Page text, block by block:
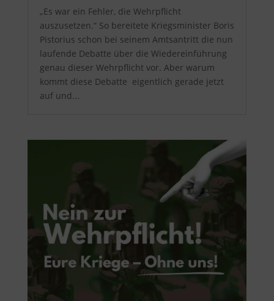
„Es war ein Fehler, die Wehrpflicht
auszusetzen.“ So bereitete Kriegsminister Boris
Pistorius schon bei seinem Amtsantritt die nun
laufende Debatte über die Wiedereinführung
genau dieser Wehrpflicht vor. Aber warum
kommt diese Debatte eigentlich gerade jetzt
auf und...